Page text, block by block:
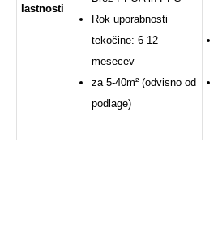
lastnosti
Rok uporabnosti
tekočine: 6-12
mesecev
za 5-40m² (odvisno od
podlage)